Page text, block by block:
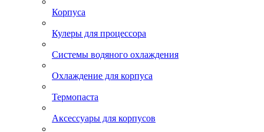
Корпуса
Кулеры для процессора
Системы водяного охлаждения
Охлаждение для корпуса
Термопаста
Аксессуары для корпусов